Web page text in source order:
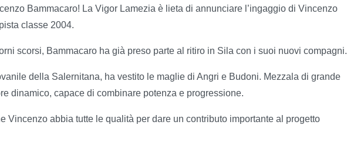
Bammacaro! La Vigor Lamezia è lieta di annunciare l’ingaggio di Vincenzo
classe 2004.
scorsi, Bammacaro ha già preso parte al ritiro in Sila con i suoi nuovi compagni.
della Salernitana, ha vestito le maglie di Angri e Budoni. Mezzala di grande
dinamico, capace di combinare potenza e progressione.
Vincenzo abbia tutte le qualità per dare un contributo importante al progetto